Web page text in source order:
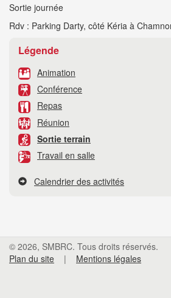
Sortie journée
Rdv : Parking Darty, côté Kéria à
Légende
Animation
Conférence
Repas
Réunion
Sortie terrain
Travail en salle
Calendrier des activités
© 2026, SMBRC. Tous droits réservés.
Plan du site | Mentions légales